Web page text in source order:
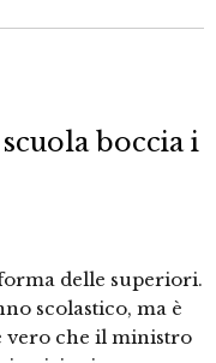
boccia i
delle superiori.
scolastico, ma è
vero che il ministro